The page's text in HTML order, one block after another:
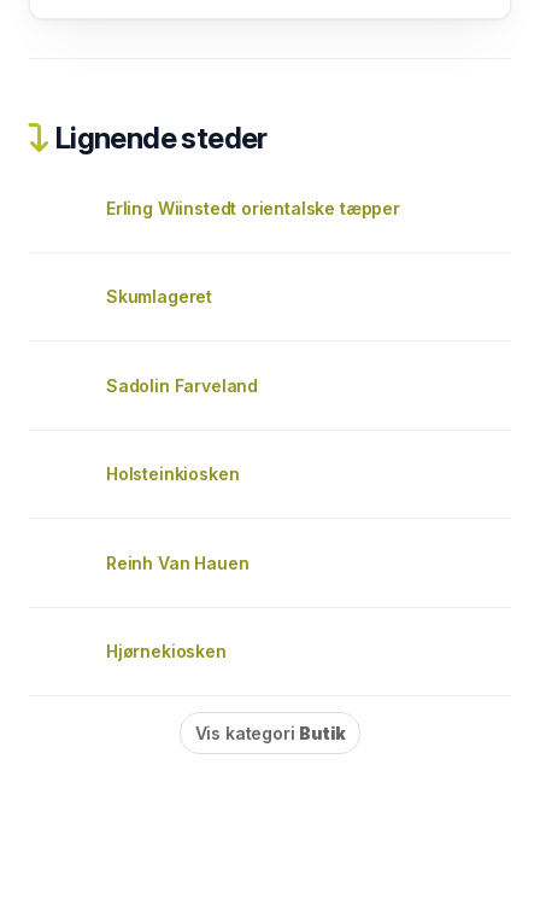
Lignende steder
Erling Wiinstedt orientalske tæpper
Skumlageret
Sadolin Farveland
Holsteinkiosken
Reinh Van Hauen
Hjørnekiosken
Vis kategori Butik